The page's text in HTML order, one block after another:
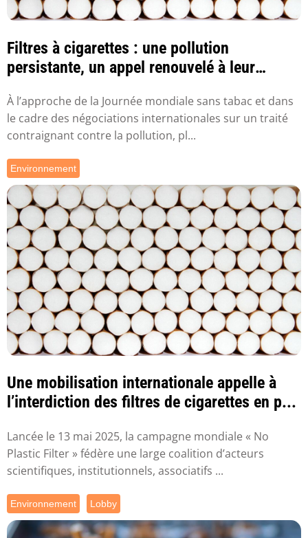
Filtres à cigarettes : une pollution
persistante, un appel renouvelé à leur
À l’approche de la Journée mondiale sans tabac et dans
le cadre des négociations internationales sur un traité
contraignant contre la pollution, pl...
Environnement
Une mobilisation internationale appelle à
l’interdiction des filtres de cigarettes en p...
Lancée le 13 mai 2025, la campagne mondiale « No
Plastic Filter » fédère une large coalition d’acteurs
scientifiques, institutionnels, associatifs ...
Environnement Lobby